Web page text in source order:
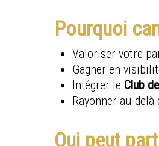
Pourquoi
Valoriser votre
Gagner en
Intégrer le Club
Rayonner au-
Qui peut